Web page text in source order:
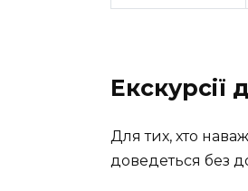
Екскурсії
Для тих, хто
доведеться без